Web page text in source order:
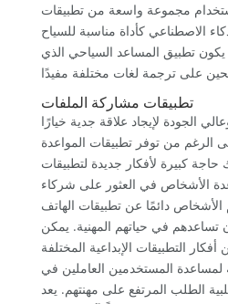
مجموعة واسعة من تطبيقات
الاصطناعي كأداة مناسبة للسياح
تطبيق المساعد السياحي الذي
تطبيقات مشاركة الملفات
الجودة لإيجاد علاقة جدية خيارًا
الرغم من توفر تطبيقات المواعدة
حاجة كبيرة لأفكار جديدة لتطبيقات
الأشخاص في العثور على شركاء
دائمًا عن تطبيقات الهاتف
تساعدهم في حياتهم المهنية. يمكن
التطبيقات الإبداعية المختلفة
لمساعدة المستخدمين العاملين في
الطلب المرتفع على مهنتهم. يعد